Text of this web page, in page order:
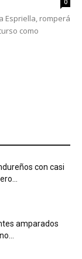
0
Espriella, romperá
como
con casi
amparados